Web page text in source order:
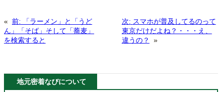
« 前:
「ラーメン」と「うど
ん」「そば」そして「蕎麦」
を検索すると
次: スマホが普及してるのって
東京だけだよね？・・・え、
違うの？
»
地元密着なびについて